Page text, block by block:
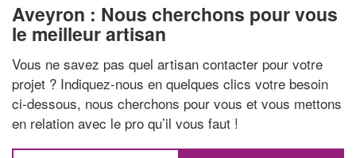
Aveyron : Nous cherchons pour vous
le meilleur artisan
Vous ne savez pas quel artisan contacter pour votre
projet ? Indiquez-nous en quelques clics votre besoin
ci-dessous, nous cherchons pour vous et vous mettons
en relation avec le pro qu’il vous faut !